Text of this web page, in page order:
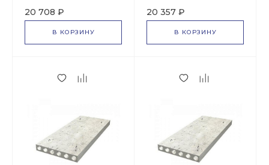
20 708 ₽
В КОРЗИНУ
20 357 ₽
В КОРЗИНУ